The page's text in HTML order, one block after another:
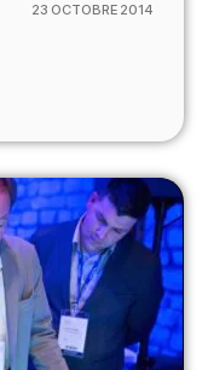
23 OCTOBRE 2014